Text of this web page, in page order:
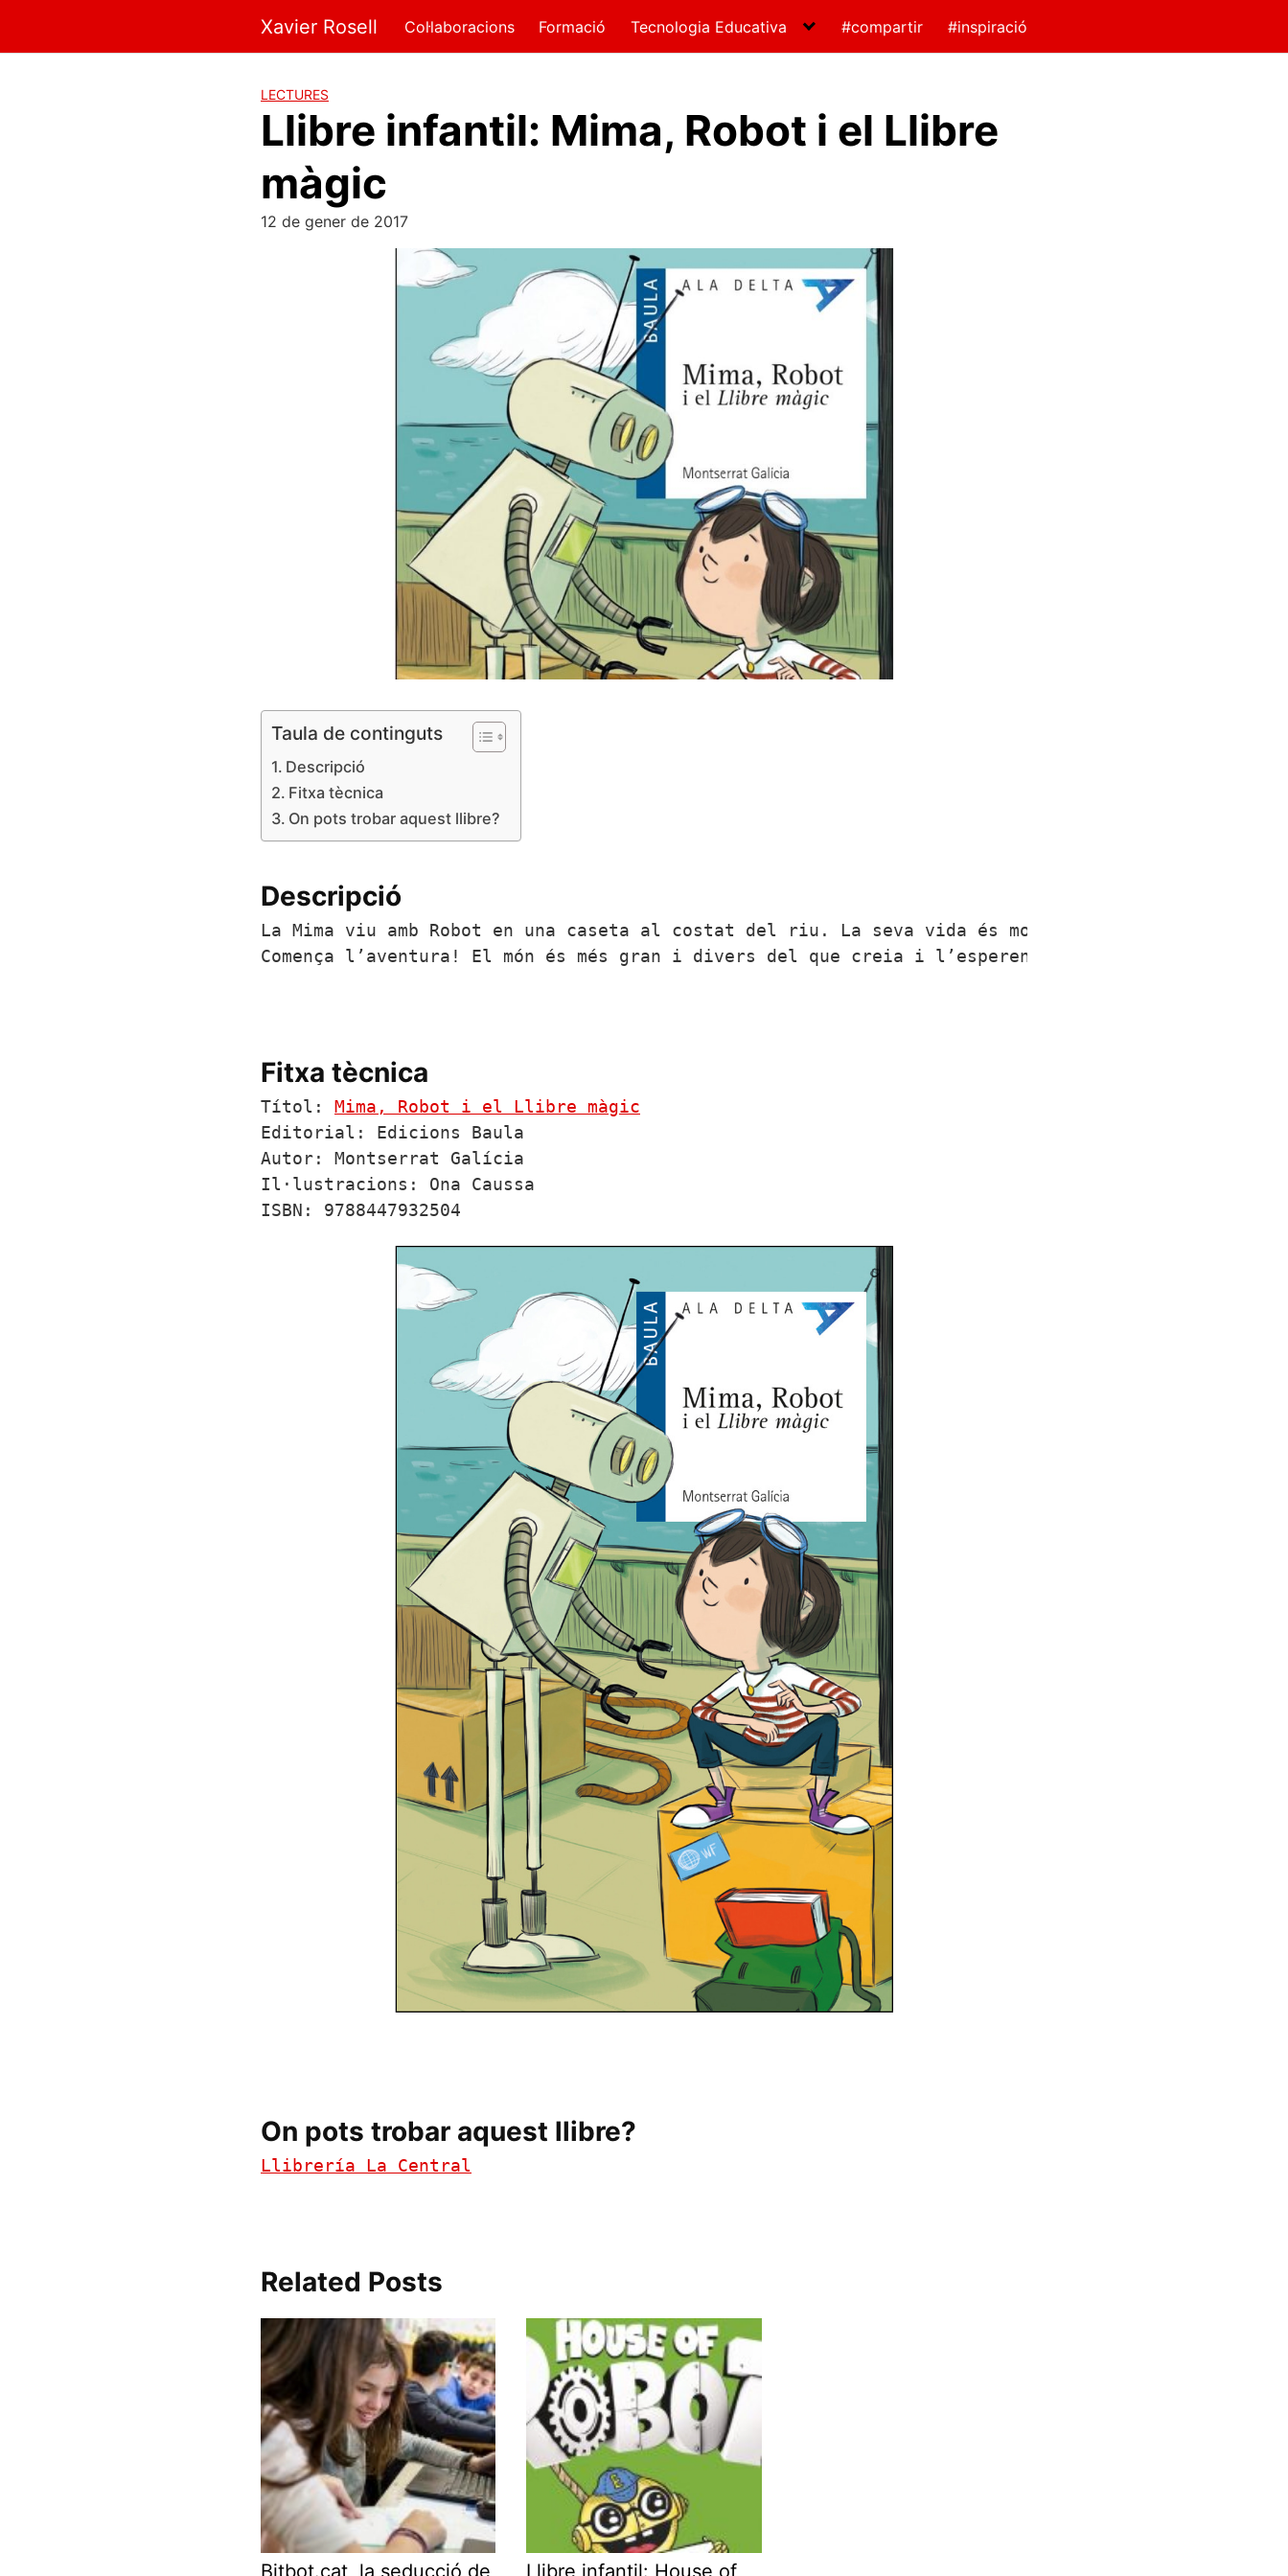
Xavier Rosell Col·laboracions Formació Tecnologia Educativa #compartir #inspiració
LECTURES
Llibre infantil: Mima, Robot i el Llibre
màgic
12 de gener de 2017
Taula de continguts
Descripció
Fitxa tècnica
On pots trobar aquest llibre?
Descripció
La Mima viu amb Robot en una caseta al costat del riu. La seva vida és molt tranquil·la fins
Comença l’aventura! El món és més gran i divers del que creia i l’esperen moltes sorpreses.
Fitxa tècnica
Títol: Mima, Robot i el Llibre màgic
Editorial: Edicions Baula
Autor: Montserrat Galícia
Il·lustracions: Ona Caussa
ISBN: 9788447932504
On pots trobar aquest llibre?
Llibrería La Central
Related Posts